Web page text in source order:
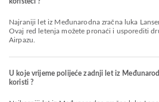
Najraniji let iz Međunarodna zračna luka Lanseria s FlySafair polazi u 05:55.
Ovaj red letenja možete pronaći i usporediti
Airpazu.
U koje vrijeme polijeće zadnji let iz
koristi ?